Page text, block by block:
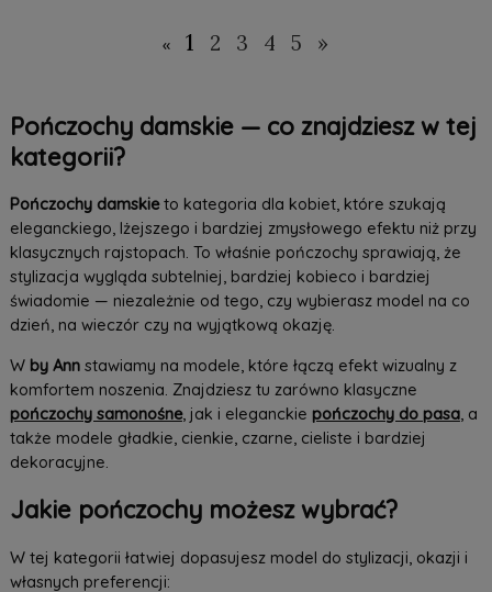
Do Koszyka »
« 1 2 3 4 5 »
Pończochy damskie — co znajdziesz w tej
kategorii?
Pończochy damskieto kategoria dla kobiet, które szukają
eleganckiego, lżejszego i bardziej zmysłowego efektu niż przy
klasycznych rajstopach. To właśnie pończochy sprawiają, że
stylizacja wygląda subtelniej, bardziej kobieco i bardziej
świadomie — niezależnie od tego, czy wybierasz model na co
dzień, na wieczór czy na wyjątkową okazję.
W by Annstawiamy na modele, które łączą efekt wizualny z
komfortem noszenia. Znajdziesz tu zarówno klasyczne
pończochy samonośne, jak i eleganckie pończochy do pasa, a
także modele gładkie, cienkie, czarne, cieliste i bardziej
dekoracyjne.
Jakie pończochy możesz wybrać?
W tej kategorii łatwiej dopasujesz model do stylizacji, okazji i
własnych preferencji: